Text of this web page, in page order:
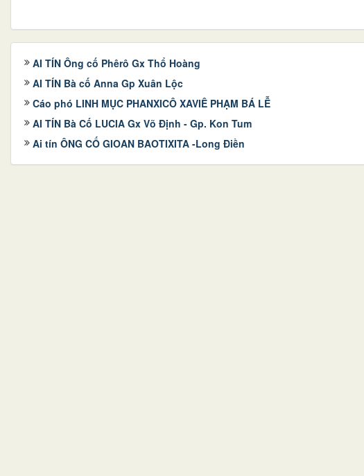
AI TÍN Ông cố Phêrô Gx Thổ Hoàng
AI TÍN Bà cố Anna Gp Xuân Lộc
Cáo phó LINH MỤC PHANXICÔ XAVIÊ PHẠM BÁ LỄ
AI TÍN Bà Cố LUCIA Gx Võ Định - Gp. Kon Tum
Ai tín ÔNG CỐ GIOAN BAOTIXITA -Long Điền